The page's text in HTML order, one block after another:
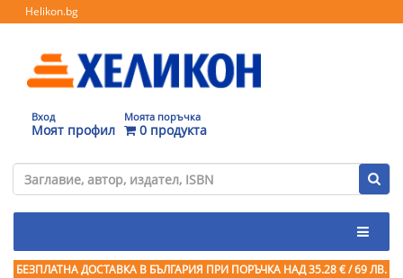
Helikon.bg
Вход
Моят профил
Моята поръчка
0 продукта
БЕЗПЛАТНА ДОСТАВКА В БЪЛГАРИЯ ПРИ ПОРЪЧКА НАД 35.28 € / 69 ЛВ.